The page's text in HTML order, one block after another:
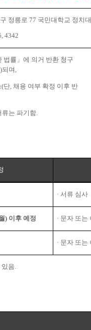
정릉로 77 국민대학교 정치
4342
법률 」 에 의거 반환 청구
)되며 ,
(단, 채용 여부 확정 이후 반
류는 파기함.
· 서류 심사
) 이후 예정 · 문자 또는
· 문자 또는
음.